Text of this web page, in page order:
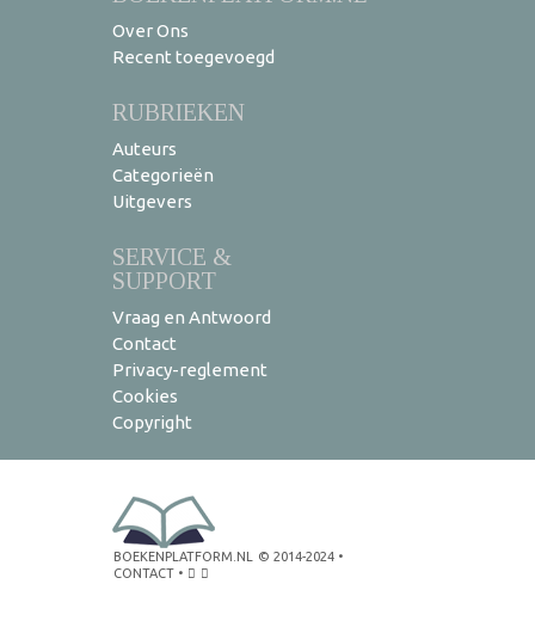
Over Ons
Recent toegevoegd
RUBRIEKEN
Auteurs
Categorieën
Uitgevers
SERVICE &
SUPPORT
Vraag en Antwoord
Contact
Privacy-reglement
Cookies
Copyright
BOEKENPLATFORM.NL © 2014-2024 •
CONTACT •